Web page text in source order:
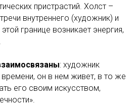
пристрастий. Холст –
внутреннего (художник) и
границе возникает энергия,
: художник
он в нем живет, в то же
его своим искусством,